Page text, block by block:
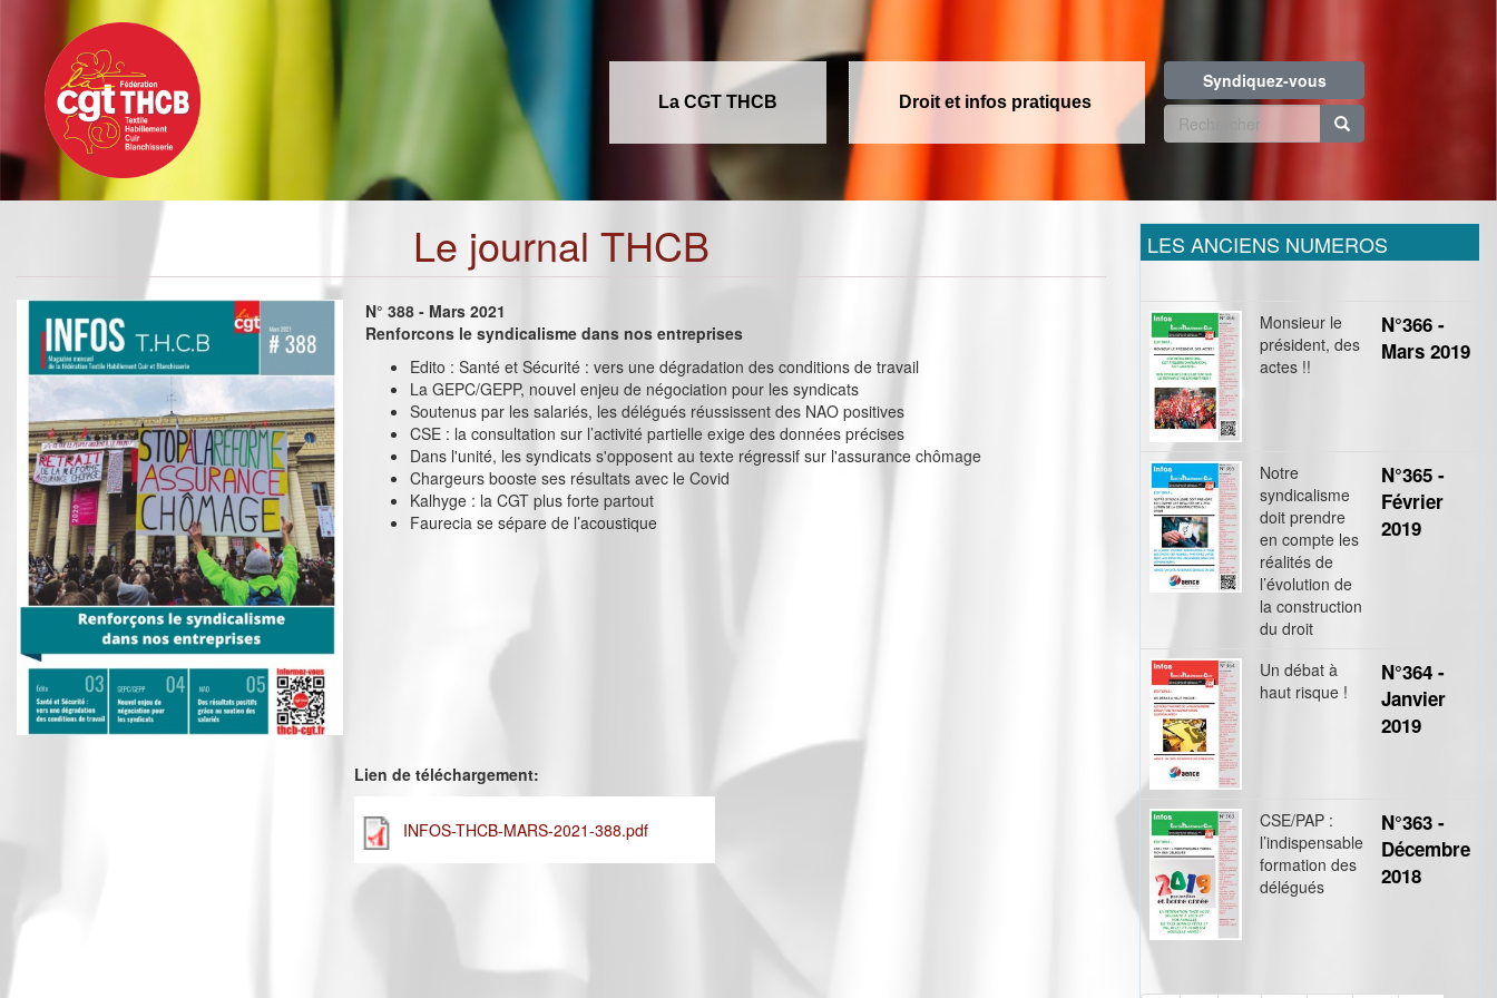
contenu
principal
La CGT THCB Droit et infos pratiques
Syndiquez-vous
Formulaire
recherche
Le journal THCB
N° 388 - Mars 2021
Renforcons le syndicalisme dans nos entreprises
Edito : Santé et Sécurité : vers une dégradation des conditions de travail
La GEPC/GEPP, nouvel enjeu de négociation pour les syndicats
Soutenus par les salariés, les délégués réussissent des NAO positives
CSE : la consultation sur l’activité partielle exige des données précises
Dans l'unité, les syndicats s'opposent au texte régressif sur l'assurance chômage
Chargeurs booste ses résultats avec le Covid
Kalhyge : la CGT plus forte partout
Faurecia se sépare de l’acoustique
Lien de téléchargement:
INFOS-THCB-MARS-2021-388.pdf
LES ANCIENS NUMEROS
Monsieur le
président, des
actes !!
N°366 -
Mars 2019
Notre
syndicalisme
doit prendre
en compte les
réalités de
l’évolution de
la construction
du droit
N°365 -
Février
2019
Un débat à
haut risque !
N°364 -
Janvier
2019
CSE/PAP :
l’indispensable
formation des
délégués
N°363 -
Décembre
2018